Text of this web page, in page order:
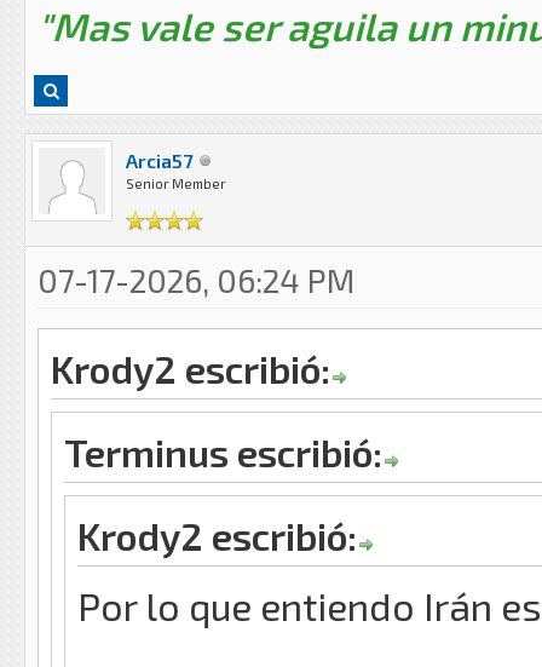
"Mas vale ser aguila un
Arcia57
Senior Member
07-17-2026, 06:24 PM
Krody2 escribió:
Terminus escribió:
Krody2 escribió:
Por lo que entiendo Irán